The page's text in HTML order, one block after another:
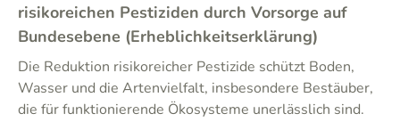
risikoreichen Pestiziden durch Vorsorge auf
Bundesebene (Erheblichkeitserklärung)
Die Reduktion risikoreicher Pestizide schützt Boden,
Wasser und die Artenvielfalt, insbesondere Bestäuber,
die für funktionierende Ökosysteme unerlässlich sind.